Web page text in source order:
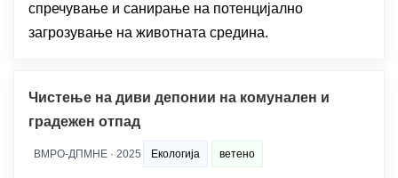
спречување и санирање на потенцијално
загрозување на животната средина.
Чистење на диви депонии на комунален и
градежен отпад
ВМРО-ДПМНЕ · 2025 Екологија ветено